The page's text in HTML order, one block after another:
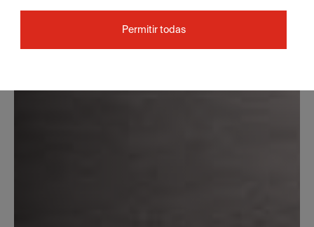
Permitir todas